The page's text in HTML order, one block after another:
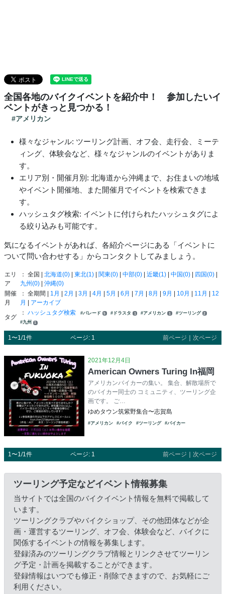
全国各地のバイクイベントを紹介中！ 参加したいイ
ベントがきっと見つかる！
#アメリカン
様々なジャンル: ツーリング計画、オフ会、走行会、ミーテ
ィング、体験会など、様々なジャンルのイベントがありま
す。
エリア別・開催月別: 北海道から沖縄まで、お住まいの地域
やイベント開催地、また開催月でイベントを検索できま
す。
ハッシュタグ検索: イベントに付けられたハッシュタグによ
る絞り込みも可能です。
気になるイベントがあれば、各紹介ページにある「イベントに
ついて問い合わせする」からコンタクトしてみましょう。
エリ
ア
： 全国 | 北海道(0)| 東北(1)| 関東(0)| 中部(0)| 近畿(1)| 中国(0)| 四国(0)|
九州(0)| 沖縄(0)
開催
月
： 全期間 | 1月 | 2月 | 3月 | 4月 | 5月 | 6月 | 7月 | 8月 | 9月 | 10月 | 11月 | 12
月 | アーカイブ
タグ
： ハッシュタグ検索 #パレード 5 #ドラスタ 1 #アメリカン 1 #ツーリング 2
#九州 1
1〜1/1件 ページ: 1 前ページ ｜ 次ページ
2021年12月4日
American Owners Turing In福岡
アメリカンバイカーの集い。 集合、解散場所で
のバイカー同士の コミュニティ、ツーリング企
画です。 ご…
ゆめタウン筑紫野集合〜志賀島
#アメリカン #バイク #ツーリング #バイカー
1〜1/1件 ページ: 1 前ページ 次ページ
ツーリング予定などイベント情報募集
当サイトでは全国のバイクイベント情報を無料で掲載して
います。
ツーリングクラブやバイクショップ、その他団体などが企
画・運営するツーリング、オフ会、体験会など、バイクに
関係するイベントの情報を募集します。
登録済みのツーリングクラブ情報とリンクさせてツーリン
グ予定・計画を掲載することができます。
登録情報はいつでも修正・削除できますので、お気軽にご
利用ください。